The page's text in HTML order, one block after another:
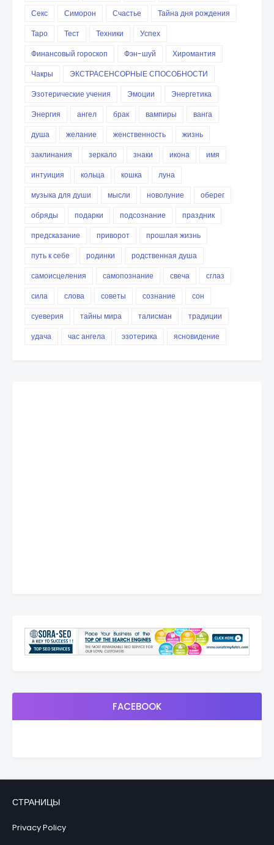
Секс
Симорон Счастье
Тайна дня рождения
Таро
Тест Техники
Успех
Финансовый гороскоп
Фэн-шуй
Хиромантия
Чакры
ЭКСТРАСЕНСОРНЫЕ СПОСОБНОСТИ
Эзотерические учения
Эмоции
Энергетика
Энергия
ангел брак вампиры
ванга
душа
желание женственность
жизнь
заклинания
зеркало знаки икона
имя
интуиция
кольца кошка
луна
музыка для души
мысли новолуние
оберег
обряды
подарки подсознание
праздник
предсказание
приворот
прошлая жизнь
путь к себе
родинки
родственная душа
самоисцеления
самопознание свеча
сглаз
сила
слова советы сознание
сон
суеверия
тайны мира талисман
традиции
удача
час ангела эзотерика ясновидение
FACEBOOK
СТРАНИЦЫ
Privacy Policy